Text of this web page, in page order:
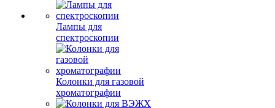
Лампы для
спектроскопии
Колонки для газовой
хроматографии